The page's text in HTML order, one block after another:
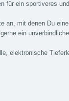
für ein sportiveres
an, mit denen Du
ein
elektronische